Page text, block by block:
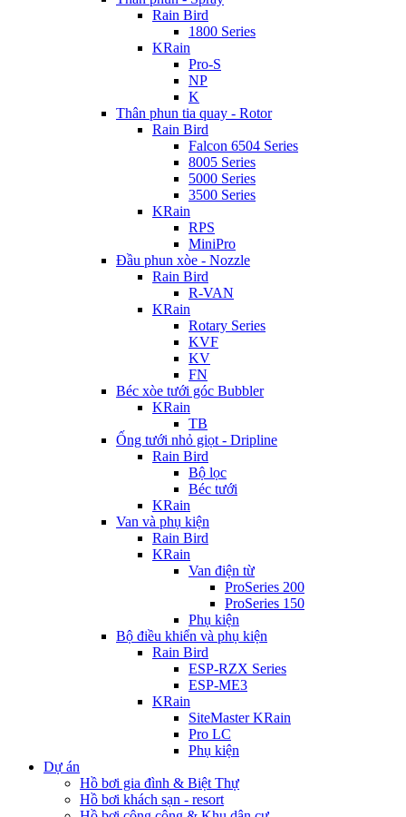
Rain Bird
1800 Series
KRain
Pro-S
NP
K
Thân phun tia quay - Rotor
Rain Bird
Falcon 6504 Series
8005 Series
5000 Series
3500 Series
KRain
RPS
MiniPro
Đầu phun xòe - Nozzle
Rain Bird
R-VAN
KRain
Rotary Series
KVF
KV
FN
Béc xòe tưới góc Bubbler
KRain
TB
Ống tưới nhỏ giọt - Dripline
Rain Bird
Bộ lọc
Béc tưới
KRain
Van và phụ kiện
Rain Bird
KRain
Van điện từ
ProSeries 200
ProSeries 150
Phụ kiện
Bộ điều khiển và phụ kiện
Rain Bird
ESP-RZX Series
ESP-ME3
KRain
SiteMaster KRain
Pro LC
Phụ kiện
Dự án
Hồ bơi gia đình & Biệt Thự
Hồ bơi khách sạn - resort